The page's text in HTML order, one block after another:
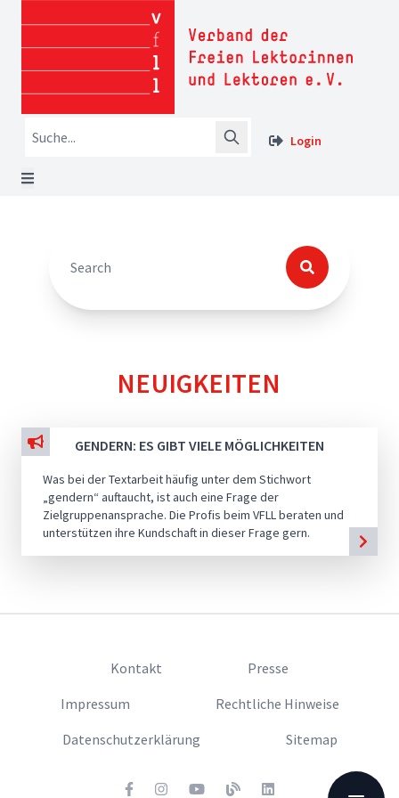
Login
NEUIGKEITEN
GENDERN: ES GIBT VIELE MÖGLICHKEITEN
Was bei der Textarbeit häufig unter dem Stichwort
„gendern“ auftaucht, ist auch eine Frage der
Zielgruppenansprache. Die Profis beim VFLL beraten und
unterstützen ihre Kundschaft in dieser Frage gern.
Kontakt
Presse
Impressum
Rechtliche Hinweise
Datenschutzerklärung
Sitemap
FacebookTwitterYoutubeBlog LinkedIn